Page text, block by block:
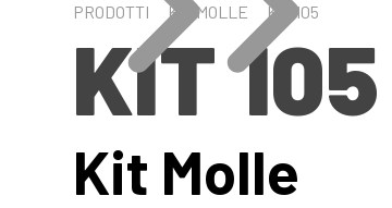
PRODOTTI KIT MOLLE KIT 105
KIT 105
Kit Molle